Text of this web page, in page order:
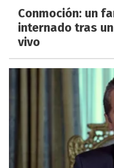
Conmoción: un
internado tras
vivo